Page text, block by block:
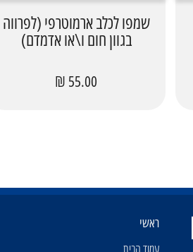
שמפו לכלב ארמוטרפי (לפרווה
בגוון חום ו\או אדמדם)
55.00 ₪
ראשי